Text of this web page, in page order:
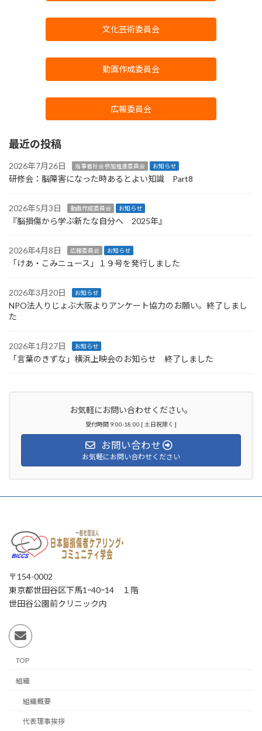
文化芸術委員会
動画作成委員会
広報委員会
最近の投稿
2026年7月26日 当事者社会参加推進委員会 お知らせ
研修会：脳障害になった時あるとよい知識 Part8
2026年5月3日 動画作成委員会 お知らせ
『脳損傷から学ぶ新たな自分へ 2025年』
2026年4月8日 広報委員会 お知らせ
「けあ・こみニュース」１９号を発行しました
2026年3月20日 お知らせ
NPO法人りじょぶ大阪よりアンケート協力のお願い。終了しまし
た
2026年1月27日 お知らせ
「言葉のきずな」横浜上映会のお知らせ 終了しました
お気軽にお問い合わせください。
受付時間 9:00-18:00 [ 土日祝除く ]
お問い合わせ
お気軽にお問い合わせください
〒154-0002
東京都世田谷区下馬1ｰ40ｰ14 １階
世田谷公園前クリニック内
TOP
組織
組織概要
代表理事挨拶